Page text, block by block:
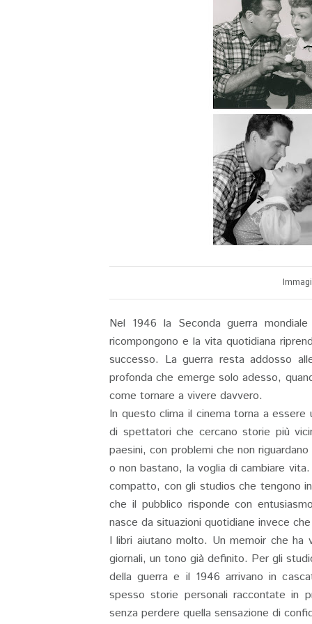
Nel 1946 la Seconda guerra
ricompongono e la vita quotidiana
successo. La guerra resta addosso
profonda che emerge solo adesso,
come tornare a vivere davvero.
In questo clima il cinema torna a
di spettatori che cercano storie più
paesini, con problemi che non
o non bastano, la voglia di cambiare
compatto, con gli studios che tengono
che il pubblico risponde con
nasce da situazioni quotidiane invece
I libri aiutano molto. Un memoir che
giornali, un tono già definito. Per gli
della guerra e il 1946 arrivano in
spesso storie personali raccontate in
senza perdere quella sensazione di